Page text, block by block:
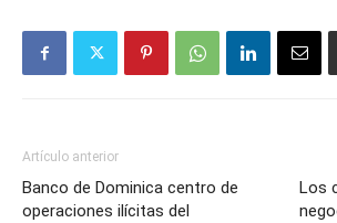
Artículo anterior
Banco de Dominica centro de
operaciones ilícitas del
Los